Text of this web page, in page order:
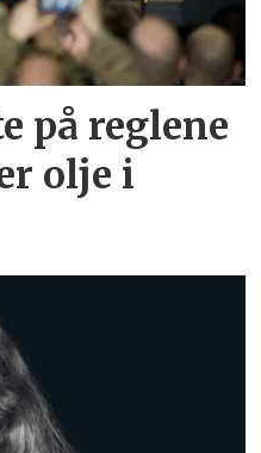
på reglene
olje i